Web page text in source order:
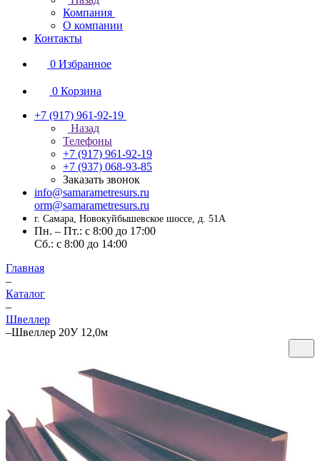
Компания
О компании
Контакты
0 Избранное
0 Корзина
+7 (917) 961-92-19
Назад
Телефоны
+7 (917) 961-92-19
+7 (937) 068-93-85
Заказать звонок
info@samarametresurs.ru
orm@samarametresurs.ru
г. Самара, Новокуйбышевское шоссе, д. 51А
Пн. – Пт.: с 8:00 до 17:00
Cб.: с 8:00 до 14:00
Главная
–
Каталог
–
Швеллер
–Швеллер 20У 12,0м